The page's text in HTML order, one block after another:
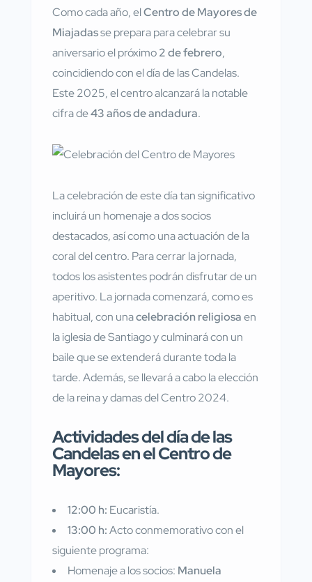
Como cada año, elCentro de Mayores de
Miajadasse prepara para celebrar su
aniversario el próximo2 de febrero,
coincidiendo con el día de las Candelas.
Este 2025, el centro alcanzará la notable
cifra de43 años de andadura.
La celebración de este día tan significativo
incluirá un homenaje a dos socios
destacados, así como una actuación de la
coral del centro. Para cerrar la jornada,
todos los asistentes podrán disfrutar de un
aperitivo. La jornada comenzará, como es
habitual, con unacelebración religiosaen
la iglesia de Santiago y culminará con un
baile que se extenderá durante toda la
tarde. Además, se llevará a cabo la elección
de la reina y damas del Centro 2024.
Actividades del día de las
Candelas en el Centro de
Mayores:
12:00 h: Eucaristía.
13:00 h:Acto conmemorativo con el
siguiente programa:
Homenaje a los socios: Manuela